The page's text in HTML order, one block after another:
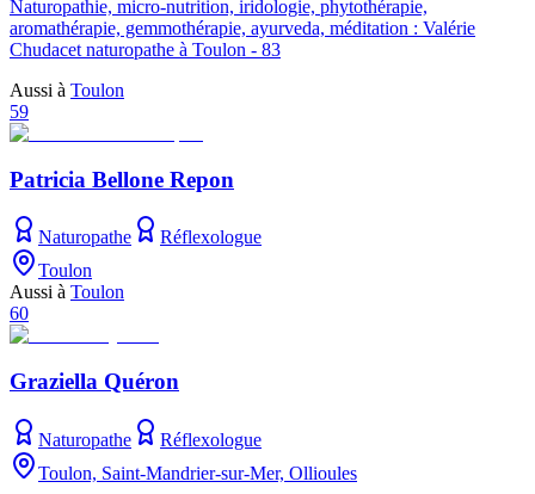
Naturopathie, micro-nutrition, iridologie, phytothérapie,
aromathérapie, gemmothérapie, ayurveda, méditation : Valérie
Chudacet naturopathe à Toulon - 83
Aussi à Toulon
59
Patricia Bellone Repon
Naturopathe
Réflexologue
Toulon
Aussi à Toulon
60
Graziella Quéron
Naturopathe
Réflexologue
Toulon, Saint-Mandrier-sur-Mer, Ollioules